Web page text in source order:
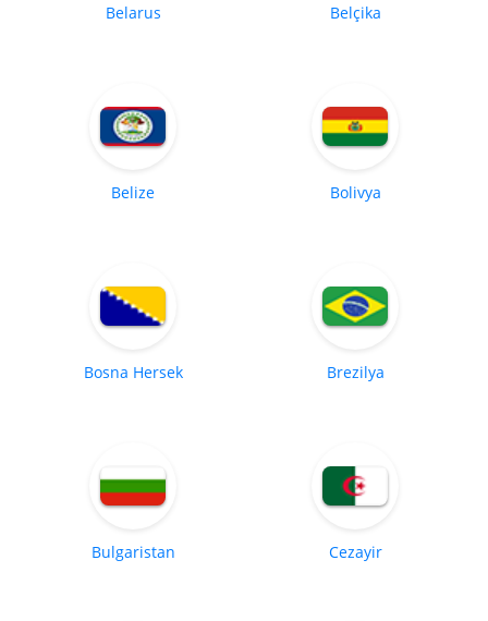
Belarus Belçika
Belize Bolivya
Bosna Hersek Brezilya
Bulgaristan Cezayir